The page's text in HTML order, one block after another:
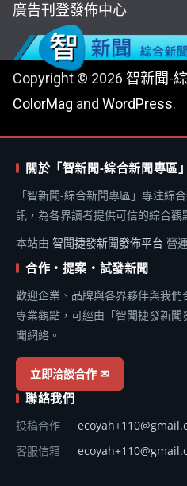
廣告刊登發佈中心
Copyright © 2026 智新聞-
ColorMag and WordPress.
關於「智新聞-綜合新聞專區」
「智新聞-綜合新聞專區」專注綜
訊，為各界讀者提供可信的綜合觀
本站由 智聞捷發新聞發佈平台 營
合作・提案・試發新聞
歡迎企業、品牌與各界夥伴與我
專業觀點，可經由「智聞捷發新
聞網絡。
立即洽談合作 ✉
聯絡我們
投稿合作
客服信箱